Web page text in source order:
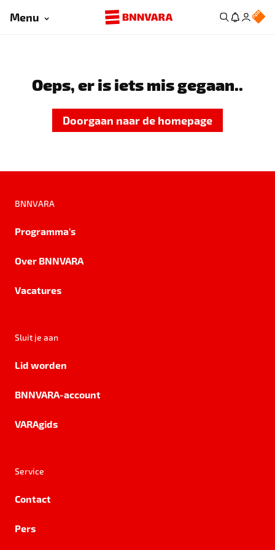
Menu
Oeps, er is iets mis gegaan..
Doorgaan naar de homepage
BNNVARA
Programma's
Over BNNVARA
Vacatures
Sluit je aan
Lid worden
BNNVARA-account
VARAgids
Service
Contact
Pers